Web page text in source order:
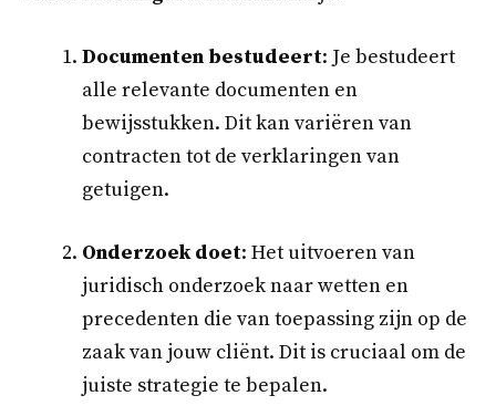
Documenten bestudeert: Je bestudeert
alle relevante documenten en
bewijsstukken. Dit kan variëren van
contracten tot de verklaringen van
getuigen.
Onderzoek doet: Het uitvoeren van
juridisch onderzoek naar wetten en
precedenten die van toepassing zijn op de
zaak van jouw cliënt. Dit is cruciaal om de
juiste strategie te bepalen.